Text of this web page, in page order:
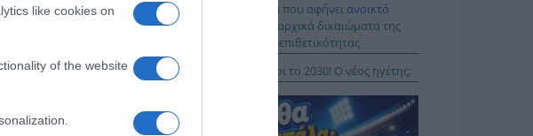
like cookies on
of the website
και ο
που
αρνηθείς
την
Ρένα Δούρου: Θολή συμφωνία που αφήνει ανοικτά
ερωτήματα σχετικά με τα κυριαρχικά δικαιώματα της
Ελλάδας έναντι της τουρκικής επιθετικότητας
Ο Μιλάν Βιτάλις στην ΑΕΚ μέχρι το 2030! Ο νέος ηγέτης;